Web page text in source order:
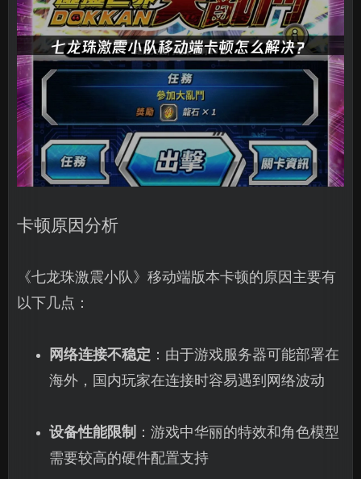
卡顿原因分析
《七龙珠激震小队》移动端版本卡顿的原因主要有
以下几点：
网络连接不稳定 ：由于游戏服务器可能部署在
海外，国内玩家在连接时容易遇到网络波动
设备性能限制 ：游戏中华丽的特效和角色模型
需要较高的硬件配置支持